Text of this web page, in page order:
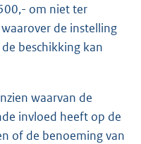
om niet ter
de instelling
beschikking kan
waarvan de
invloed heeft op de
of de benoeming van